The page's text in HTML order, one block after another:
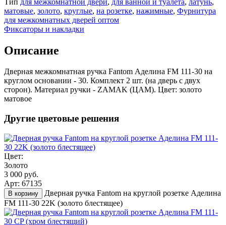
матовые, золото, круглые, на розетке, нажимные, Фурнитура
для межкомнатных дверей оптом
Фиксаторы и накладки
Описание
Дверная межкомнатная ручка Fantom Аделина FM 111-30 на
круглом основании - 30. Комплект 2 шт. (на дверь с двух
сторон). Материал ручки - ZAMAK (ЦАМ). Цвет: золото
матовое
Другие цветовые решения
Цвет:
Золото
3 000 руб.
Арт: 67135
В корзину
Дверная ручка Fantom на круглой розетке Аделина
FM 111-30 22K (золото блестящее)